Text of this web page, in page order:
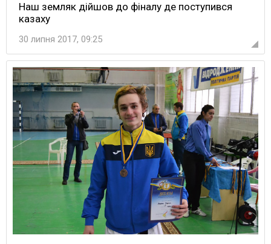
Наш земляк дійшов до фіналу де поступився
казаху
30 липня 2017, 09:25